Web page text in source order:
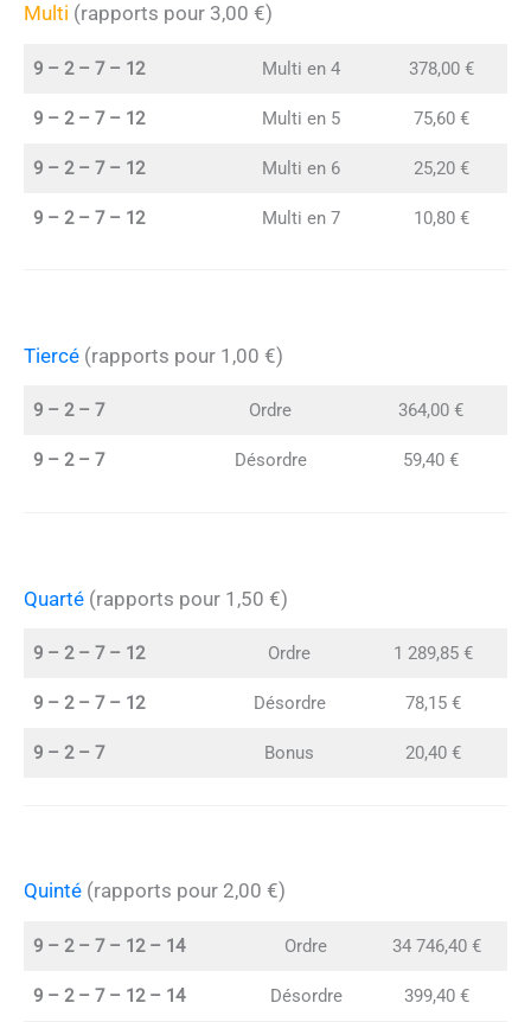
Multi (rapports pour 3,00 €)
9 – 2 – 7 – 12 Multi en 4 378,00 €
9 – 2 – 7 – 12 Multi en 5 75,60 €
9 – 2 – 7 – 12 Multi en 6 25,20 €
9 – 2 – 7 – 12 Multi en 7 10,80 €
Tiercé (rapports pour 1,00 €)
9 – 2 – 7 Ordre 364,00 €
9 – 2 – 7 Désordre 59,40 €
Quarté (rapports pour 1,50 €)
9 – 2 – 7 – 12 Ordre 1 289,85 €
9 – 2 – 7 – 12 Désordre 78,15 €
9 – 2 – 7 Bonus 20,40 €
Quinté (rapports pour 2,00 €)
9 – 2 – 7 – 12 – 14 Ordre 34 746,40 €
9 – 2 – 7 – 12 – 14 Désordre 399,40 €